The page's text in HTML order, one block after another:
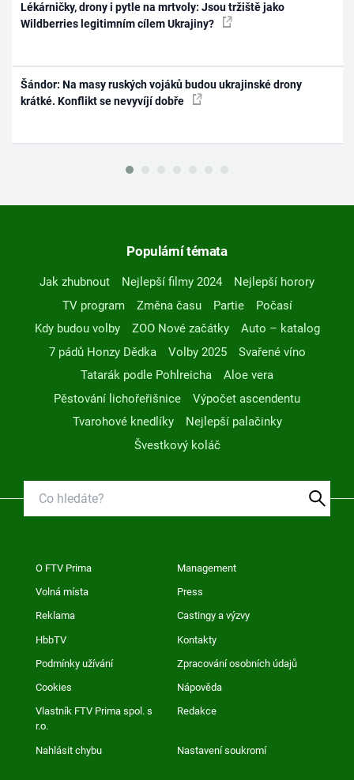
Lékárničky, drony i pytle na mrtvoly: Jsou tržiště jako
Wildberries legitimním cílem Ukrajiny?
Šándor: Na masy ruských vojáků budou ukrajinské drony
krátké. Konflikt se nevyvíjí dobře
Populární témata
Jak zhubnout Nejlepší filmy 2024
Nejlepší horory
TV program
Změna času Partie
Počasí
Kdy budou volby
ZOO Nové začátky
Auto – katalog
7 pádů Honzy Dědka
Volby 2025
Svařené víno
Tatarák podle Pohlreicha
Aloe vera
Pěstování lichořeřišnice
Výpočet ascendentu
Tvarohové knedlíky
Nejlepší palačinky
Švestkový koláč
O FTV Prima Management
Volná místa Press
Reklama Castingy a výzvy
HbbTV Kontakty
Podmínky užívání Zpracování osobních údajů
Cookies Nápověda
Vlastník FTV Prima spol. s
r.o.
Redakce
Nahlásit chybu Nastavení soukromí